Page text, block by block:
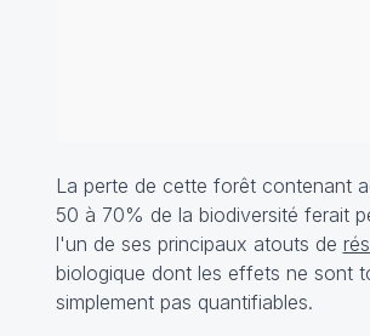
La perte de cette forêt contenant
50 à 70% de la biodiversité ferait
l'un de ses principaux atouts de
biologique dont les effets ne sont
simplement pas quantifiables.